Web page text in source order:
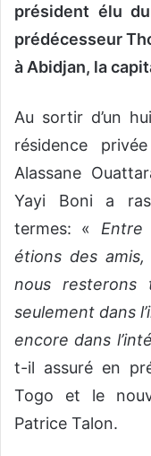
président élu
prédécesseur
à Abidjan, la
Au sortir d’un
résidence
Alassane
Yayi Boni a
termes: «
étions des
nous resterons
seulement dans
encore dans
t-il assuré en
Togo et le
Patrice Talon.